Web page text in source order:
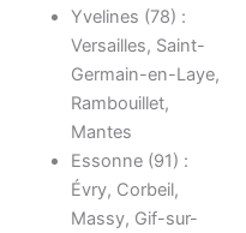
Yvelines (78) :
Versailles, Saint-
Germain-en-Laye,
Rambouillet,
Mantes
Essonne (91) :
Évry, Corbeil,
Massy, Gif-sur-